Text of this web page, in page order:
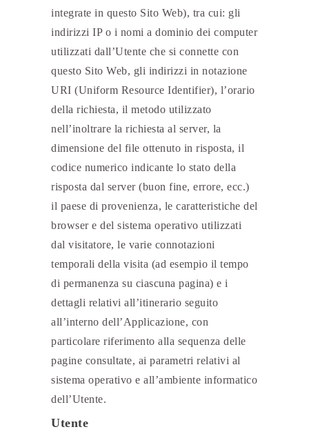
integrate in questo Sito Web), tra cui: gli
indirizzi IP o i nomi a dominio dei computer
utilizzati dall’Utente che si connette con
questo Sito Web, gli indirizzi in notazione
URI (Uniform Resource Identifier), l’orario
della richiesta, il metodo utilizzato
nell’inoltrare la richiesta al server, la
dimensione del file ottenuto in risposta, il
codice numerico indicante lo stato della
risposta dal server (buon fine, errore, ecc.)
il paese di provenienza, le caratteristiche del
browser e del sistema operativo utilizzati
dal visitatore, le varie connotazioni
temporali della visita (ad esempio il tempo
di permanenza su ciascuna pagina) e i
dettagli relativi all’itinerario seguito
all’interno dell’Applicazione, con
particolare riferimento alla sequenza delle
pagine consultate, ai parametri relativi al
sistema operativo e all’ambiente informatico
dell’Utente.
Utente